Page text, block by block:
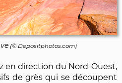
(© Depositphotos.com)
en direction du Nord-Ouest,
de grès qui se découpent